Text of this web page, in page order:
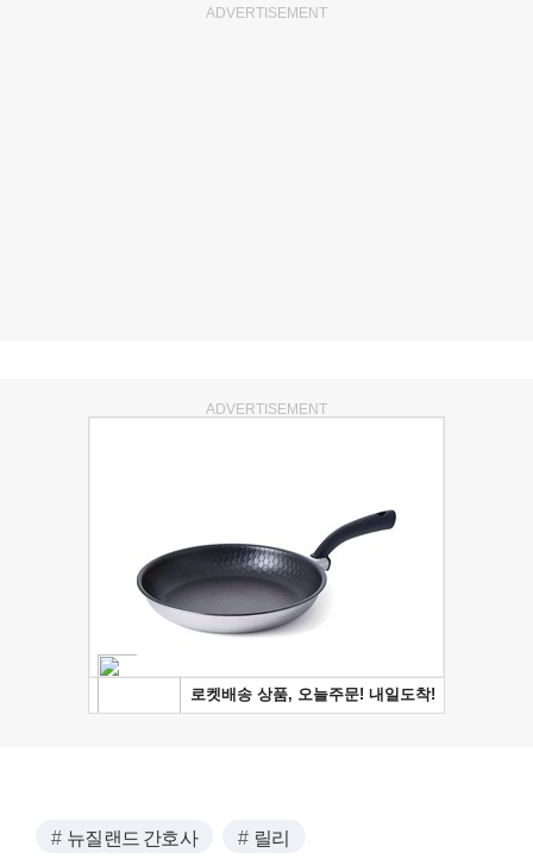
ADVERTISEMENT
ADVERTISEMENT
뉴질랜드 간호사 릴리